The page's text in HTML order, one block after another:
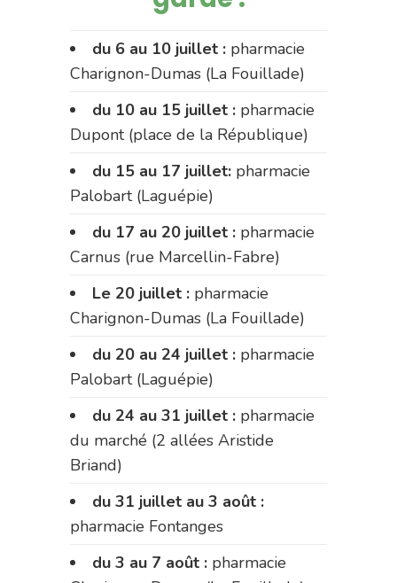
du 6 au 10 juillet : pharmacie
Charignon-Dumas (La Fouillade)
du 10 au 15 juillet : pharmacie
Dupont (place de la République)
du 15 au 17 juillet: pharmacie
Palobart (Laguépie)
du 17 au 20 juillet : pharmacie
Carnus (rue Marcellin-Fabre)
Le 20 juillet : pharmacie
Charignon-Dumas (La Fouillade)
du 20 au 24 juillet : pharmacie
Palobart (Laguépie)
du 24 au 31 juillet : pharmacie
du marché (2 allées Aristide
Briand)
du 31 juillet au 3 août :
pharmacie Fontanges
du 3 au 7 août : pharmacie